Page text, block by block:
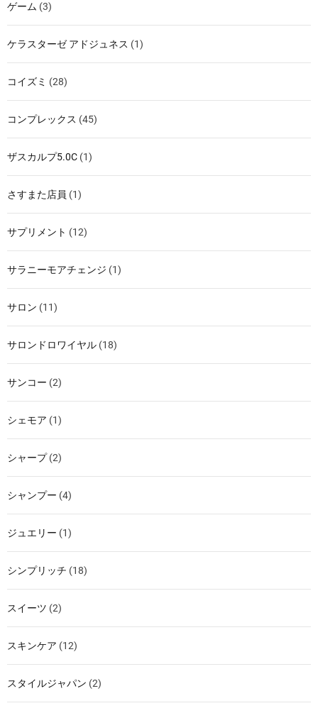
ゲーム (3)
ケラスターゼ アドジュネス (1)
コイズミ (28)
コンプレックス (45)
ザスカルプ5.0C (1)
さすまた店員 (1)
サプリメント (12)
サラニーモアチェンジ (1)
サロン (11)
サロンドロワイヤル (18)
サンコー (2)
シェモア (1)
シャープ(2)
シャンプー (4)
ジュエリー (1)
シンプリッチ (18)
スイーツ (2)
スキンケア (12)
スタイルジャパン (2)